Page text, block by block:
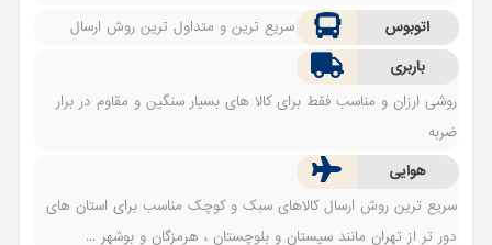
اتوبوس
سریع ترین و متداول ترین روش ارسال
باربری
روشی ارزان و مناسب فقط برای کالا های بسیار سنگین و مقاوم در برار
ضربه
هوایی
سریع ترین روش ارسال کالاهای سبک و کوچک مناسب برای استان های
دور تر از تهران مانند سیستان و بلوچستان ، هرمزگان و بوشهر ...